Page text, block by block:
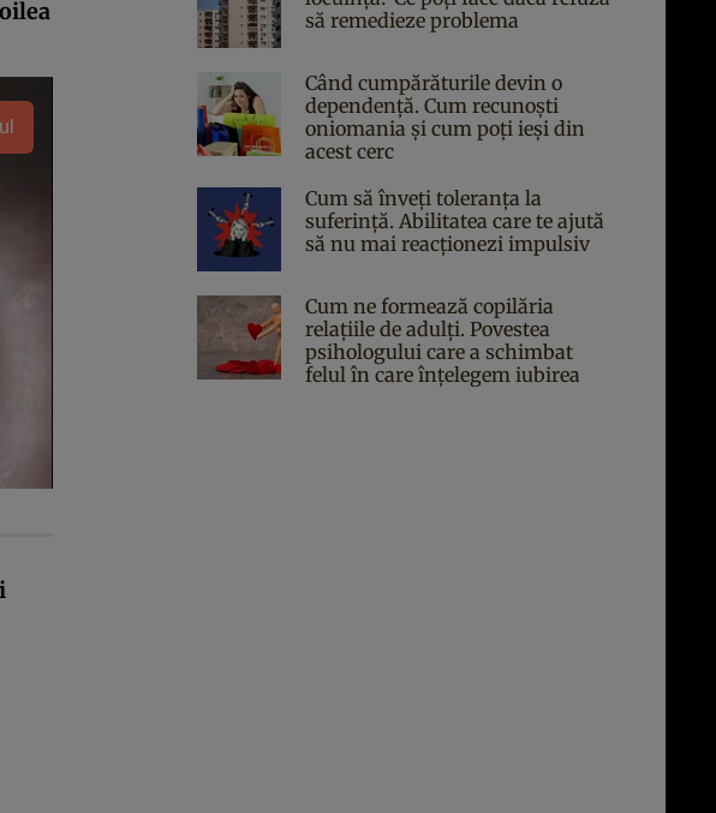
să remedieze problema
Când cumpărăturile devin o
dependență. Cum recunoști
oniomania și cum poți ieși din
acest cerc
Cum să înveți toleranța la
suferință. Abilitatea care te ajută
să nu mai reacționezi impulsiv
Cum ne formează copilăria
relațiile de adulți. Povestea
psihologului care a schimbat
felul în care înțelegem iubirea